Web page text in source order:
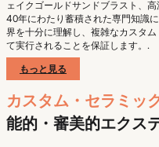
ェイクゴールドサンドブラスト、
40年にわたり蓄積された専門知識
界を十分に理解し、複雑なカスタ
て実行されることを保証します。.
もっと見る
カスタム・セラミッ
能的・審美的エクス